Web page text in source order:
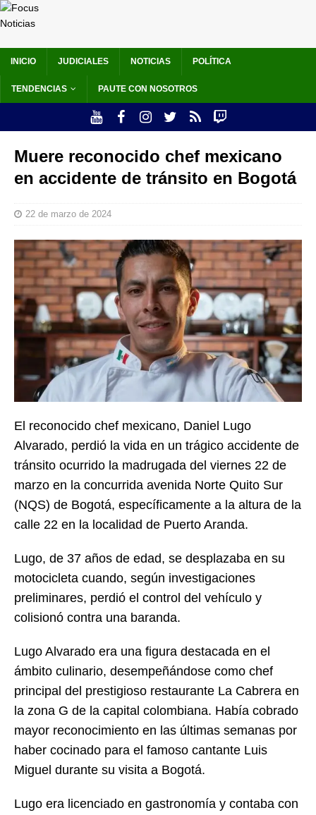
INICIO JUDICIALES NOTICIAS POLÍTICA
TENDENCIAS PAUTE CON NOSOTROS
Muere reconocido chef mexicano
en accidente de tránsito en Bogotá
22 de marzo de 2024
El reconocido chef mexicano, Daniel Lugo
Alvarado, perdió la vida en un trágico accidente de
tránsito ocurrido la madrugada del viernes 22 de
marzo en la concurrida avenida Norte Quito Sur
(NQS) de Bogotá, específicamente a la altura de la
calle 22 en la localidad de Puerto Aranda.
Lugo, de 37 años de edad, se desplazaba en su
motocicleta cuando, según investigaciones
preliminares, perdió el control del vehículo y
colisionó contra una baranda.
Lugo Alvarado era una figura destacada en el
ámbito culinario, desempeñándose como chef
principal del prestigioso restaurante La Cabrera en
la zona G de la capital colombiana. Había cobrado
mayor reconocimiento en las últimas semanas por
haber cocinado para el famoso cantante Luis
Miguel durante su visita a Bogotá.
Lugo era licenciado en gastronomía y contaba con